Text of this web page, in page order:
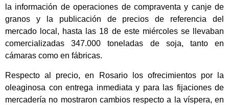
la información de operaciones de compraventa y canje de
granos y la publicación de precios de referencia del
mercado local, hasta las 18 de este miércoles se llevaban
comercializadas 347.000 toneladas de soja, tanto en
cámaras como en fábricas.
Respecto al precio, en Rosario los ofrecimientos por la
oleaginosa con entrega inmediata y para las fijaciones de
mercadería no mostraron cambios respecto a la víspera, en